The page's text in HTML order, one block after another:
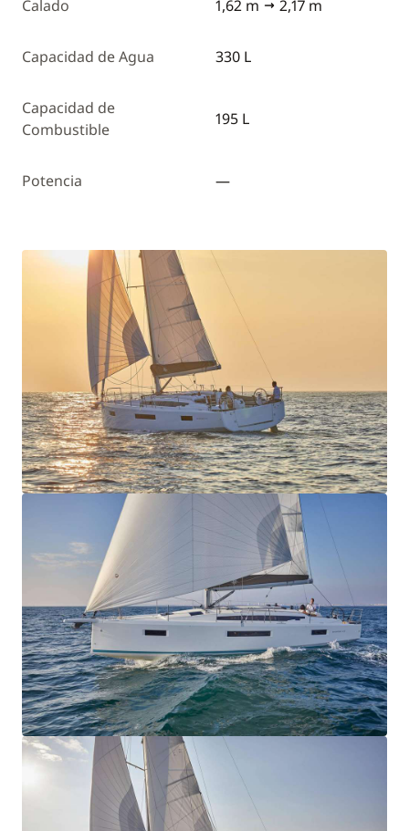
Calado 1,62 m 2,17 m
Capacidad de Agua 330 L
Capacidad de
Combustible
195 L
Potencia —